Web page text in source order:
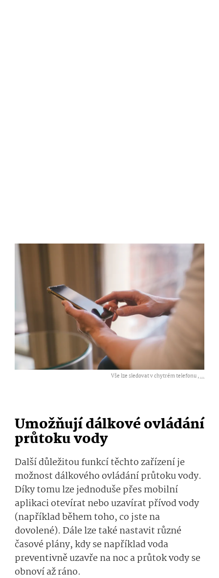
Vše lze sledovat v chytrém telefonu ,...
Umožňují dálkové ovládání
průtoku vody
Další důležitou funkcí těchto zařízení je
možnost dálkového ovládání průtoku vody.
Díky tomu lze jednoduše přes mobilní
aplikaci otevírat nebo uzavírat přívod vody
(například během toho, co jste na
dovolené). Dále lze také nastavit různé
časové plány, kdy se například voda
preventivně uzavře na noc a průtok vody se
obnoví až ráno.